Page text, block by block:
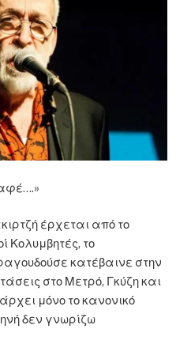
έρχεται από το
Κολυμβητές, το
κατέβαινε στην
στο Μετρό, Γκύζη και
μόνο το κανονικό
δεν γνωρίζω